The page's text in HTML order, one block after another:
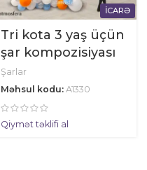
İCARƏ
Tri kota 3 yaş üçün
şar kompozisiyası
Şarlar
Məhsul kodu: A1330
Qiymət təklifi al